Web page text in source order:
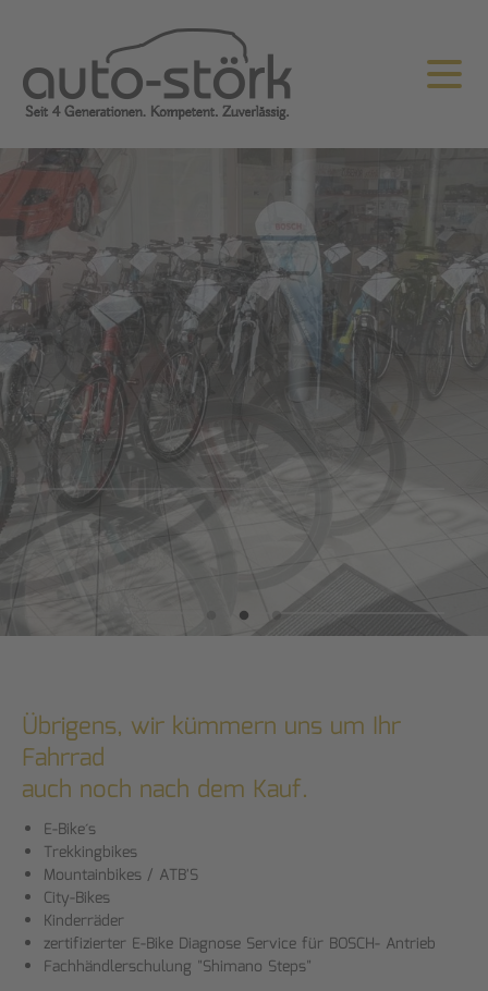
Übrigens, wir kümmern uns um Ihr
Fahrrad
auch noch nach dem Kauf.
E-Bike´s
Trekkingbikes
Mountainbikes / ATB'S
City-Bikes
Kinderräder
zertifizierter E-Bike Diagnose Service für BOSCH- Antrieb
Fachhändlerschulung "Shimano Steps"